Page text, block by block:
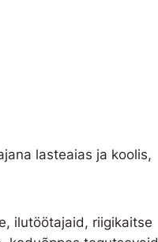
lasteaias ja koolis,
ilutöötajaid, riigikaitse